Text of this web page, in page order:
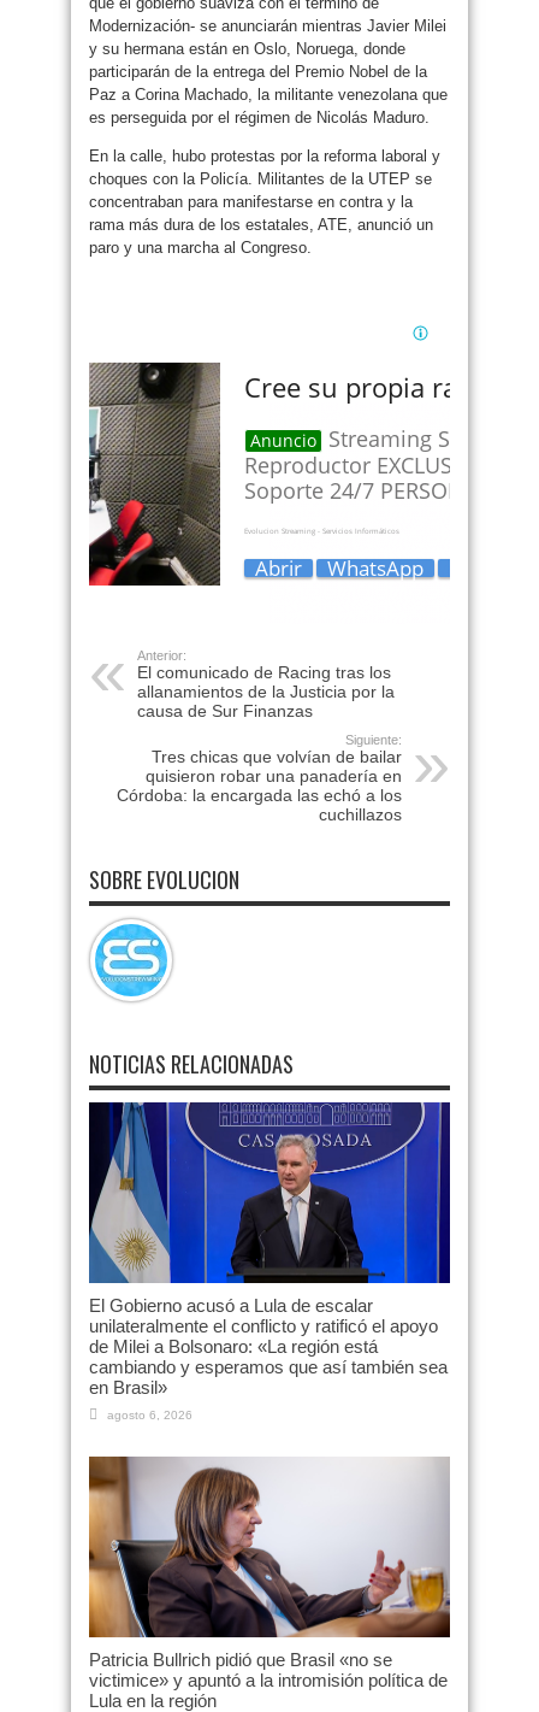
Modernización- se anunciarán mientras Javier Milei
y su hermana están en Oslo, Noruega, donde
participarán de la entrega del Premio Nobel de la
Paz a Corina Machado, la militante venezolana que
es perseguida por el régimen de Nicolás Maduro.
En la calle, hubo protestas por la reforma laboral y
choques con la Policía. Militantes de la UTEP se
concentraban para manifestarse en contra y la
rama más dura de los estatales, ATE, anunció un
paro y una marcha al Congreso.
Anterior:
El comunicado de Racing tras los
allanamientos de la Justicia por la
causa de Sur Finanzas
Siguiente:
Tres chicas que volvían de bailar
quisieron robar una panadería en
Córdoba: la encargada las echó a los
cuchillazos
SOBRE EVOLUCION
NOTICIAS RELACIONADAS
El Gobierno acusó a Lula de escalar
unilateralmente el conflicto y ratificó el apoyo
de Milei a Bolsonaro: «La región está
cambiando y esperamos que así también sea
en Brasil»
agosto 6, 2026
Patricia Bullrich pidió que Brasil «no se
victimice» y apuntó a la intromisión política de
Lula en la región